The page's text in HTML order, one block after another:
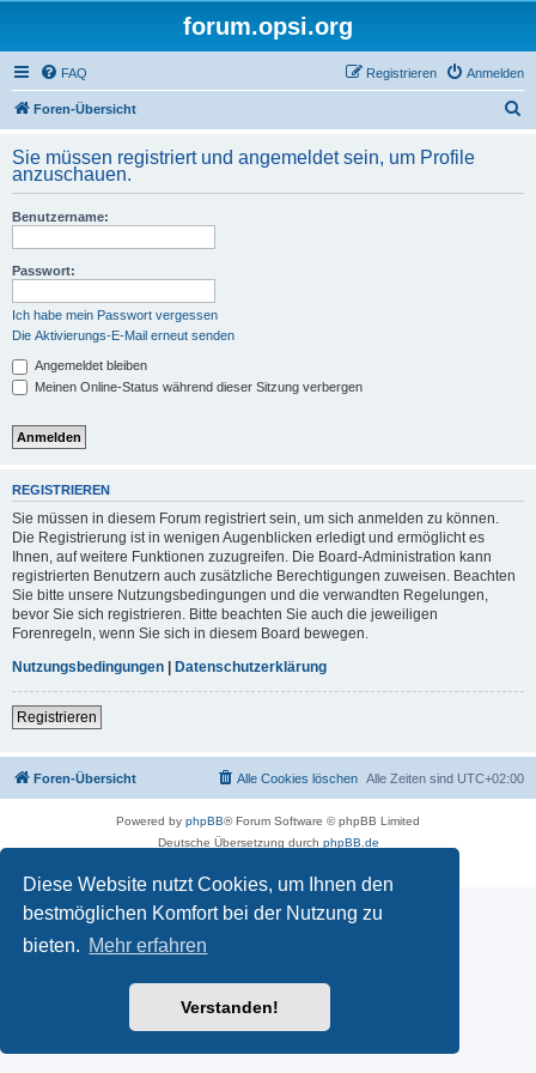
Diese Website nutzt Cookies, um Ihnen den
bestmöglichen Komfort bei der Nutzung zu
bieten. Mehr erfahren
Verstanden!
forum.opsi.org
FAQ Anmelden
Registrieren
Foren-Übersicht
h
Sie müssen registriert und angemeldet sein, um Profile
anzuschauen.
Benutzername:
Passwort:
Ich habe mein Passwort vergessen
Die Aktivierungs-E-Mail erneut senden
Angemeldet bleiben
Meinen Online-Status während dieser Sitzung verbergen
REGISTRIEREN
Sie müssen in diesem Forum registriert sein, um sich anmelden zu können.
Die Registrierung ist in wenigen Augenblicken erledigt und ermöglicht es
Ihnen, auf weitere Funktionen zuzugreifen. Die Board-Administration kann
registrierten Benutzern auch zusätzliche Berechtigungen zuweisen. Beachten
Sie bitte unsere Nutzungsbedingungen und die verwandten Regelungen,
bevor Sie sich registrieren. Bitte beachten Sie auch die jeweiligen
Forenregeln, wenn Sie sich in diesem Board bewegen.
Nutzungsbedingungen | Datenschutzerklärung
Registrieren
Foren-Übersicht Alle Zeiten sind UTC+02:00
Alle Cookies löschen
Powered by phpBB® Forum Software © phpBB Limited
Deutsche Übersetzung durch phpBB.de